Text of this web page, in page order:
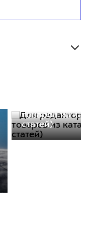
товаров из
статей)